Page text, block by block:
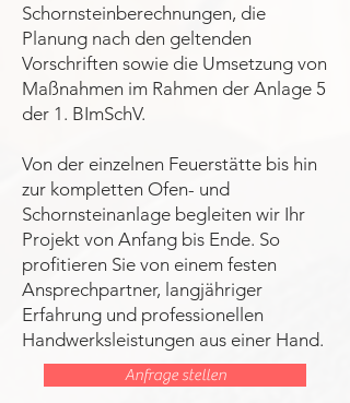
Schornsteinberechnungen, die
Planung nach den geltenden
Vorschriften sowie die Umsetzung von
Maßnahmen im Rahmen der Anlage 5
der 1. BImSchV.
Von der einzelnen Feuerstätte bis hin
zur kompletten Ofen- und
Schornsteinanlage begleiten wir Ihr
Projekt von Anfang bis Ende. So
profitieren Sie von einem festen
Ansprechpartner, langjähriger
Erfahrung und professionellen
Handwerksleistungen aus einer Hand.
Anfrage stellen